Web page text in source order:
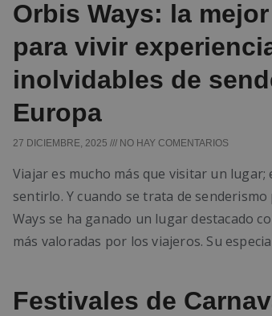
Orbis Ways: la
para vivir
inolvidables de
Europa
27 DICIEMBRE, 2025 NO HAY COMENTARIOS
Viajar es mucho más que visitar un
sentirlo. Y cuando se trata de
Ways se ha ganado un lugar destacado
más valoradas por los viajeros. Su
Festivales de